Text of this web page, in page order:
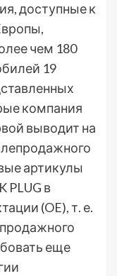
доступные к
чем 180
19
компания
выводит на
артикулы
PLUG в
(OE), т. е.
еще